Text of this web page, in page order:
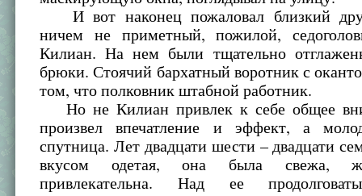
И вот наконец пожаловал близкий
ничем не приметный, пожилой,
Килиан. На нем были тщательно
брюки. Стоячий бархатный воротник с
том, что полковник штабной работник.
Но не Килиан привлек к себе общее
произвел впечатление и эффект, а
спутница. Лет двадцати шести – двадцати
вкусом одетая, она была свежа,
привлекательна. Над ее